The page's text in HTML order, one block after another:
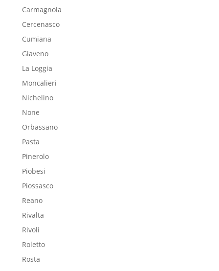
Carmagnola
Cercenasco
Cumiana
Giaveno
La Loggia
Moncalieri
Nichelino
None
Orbassano
Pasta
Pinerolo
Piobesi
Piossasco
Reano
Rivalta
Rivoli
Roletto
Rosta